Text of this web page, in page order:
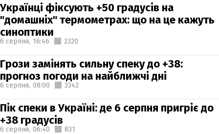
Українці фіксують +50 градусів на
"домашніх" термометрах: що на це кажуть
синоптики
6 серпня, 16:46 2320
Грози замінять сильну спеку до +38:
прогноз погоди на найближчі дні
6 серпня, 08:00 3342
Пік спеки в Україні: де 6 серпня пригріє до
+38 градусів
6 серпня, 06:40 831